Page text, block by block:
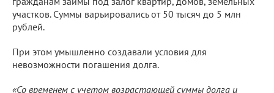
участков. Суммы варьировались от 50 тысяч до 5 млн
рублей.
При этом умышленно создавали условия для
невозможности погашения долга.
«Со временем с учетом возрастающей суммы долга и